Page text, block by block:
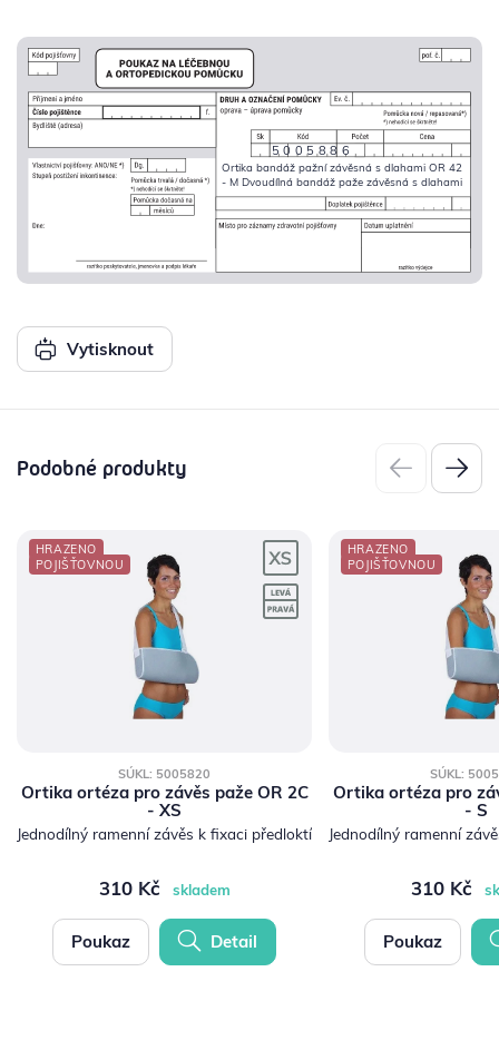
5005886
Ortika bandáž pažní závěsná s dlahami OR 42
- M Dvoudílná bandáž paže závěsná s dlahami
Vytisknout
Podobné produkty
HRAZENO
POJIŠŤOVNOU
SÚKL: 5005820
Ortika ortéza pro závěs paže OR 2C
- XS
Jednodílný ramenní závěs k fixaci předloktí
310 Kč skladem
Poukaz Detail
HRAZENO
POJIŠŤOVNOU
SÚKL:
Ortika ortéza pro
- S
Jednodílný ramenní
310 Kč
Poukaz